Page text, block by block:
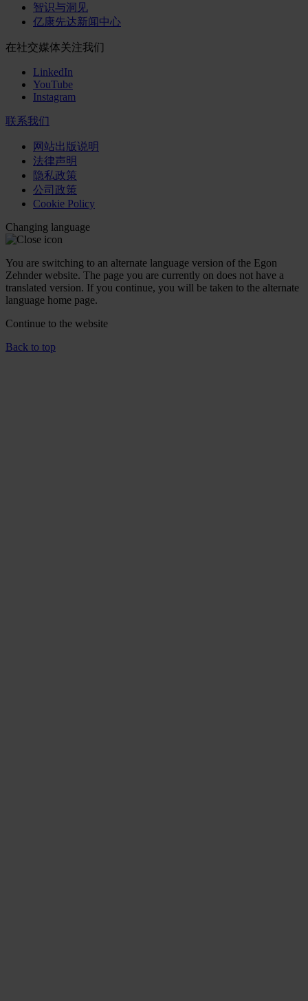
智识与洞见
亿康先达新闻中心
在社交媒体关注我们
LinkedIn
YouTube
Instagram
联系我们
网站出版说明
法律声明
隐私政策
公司政策
Cookie Policy
Changing language
You are switching to an alternate language version of the Egon
Zehnder website. The page you are currently on does not have a
translated version. If you continue, you will be taken to the alternate
language home page.
Continue to the website
Back to top